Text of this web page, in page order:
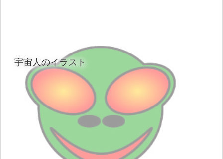
宇宙人のイラスト